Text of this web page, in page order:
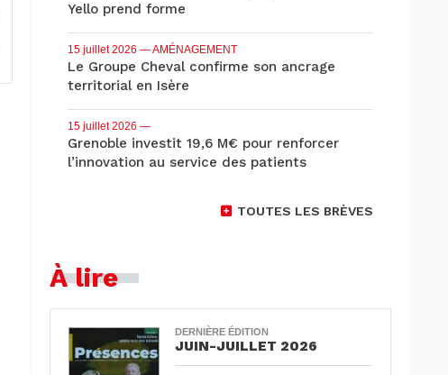
Yello prend forme
15 juillet 2026 — AMÉNAGEMENT
Le Groupe Cheval confirme son ancrage
territorial en Isère
15 juillet 2026 —
Grenoble investit 19,6 M€ pour renforcer
l’innovation au service des patients
TOUTES LES BRÈVES
À lire
DERNIÈRE ÉDITION
JUIN-JUILLET 2026